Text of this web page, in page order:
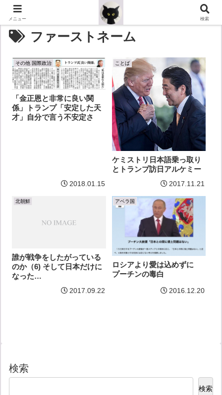
ファーストネーム
その他 国際政治
「金正恩と非常に良い関
係」トランプ「安定した天
才」自分で言う不安定さ
2018.01.15
ことば
ケミストリ日本語乗っ取り
とトランプ訪日アルケミー
2017.11.21
北朝鮮
誰が戦争をしたがっている
のか（6) そして日本だけに
なった…
2017.09.22
アベラ国
ロシアより愛は込めずに
プーチンの毒白
2016.12.20
検索
検索
メニュー 検索